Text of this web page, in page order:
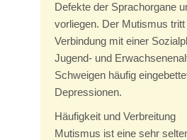
Defekte der Sprachorgane
vorliegen. Der Mutismus
Verbindung mit einer
Jugend- und
Schweigen häufig
Depressionen.
Häufigkeit und Verbreitung
Mutismus ist eine sehr